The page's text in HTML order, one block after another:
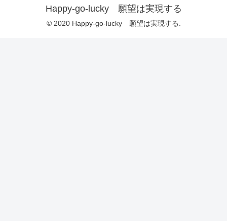
Happy-go-lucky 願望は実現する
© 2020 Happy-go-lucky 願望は実現する.